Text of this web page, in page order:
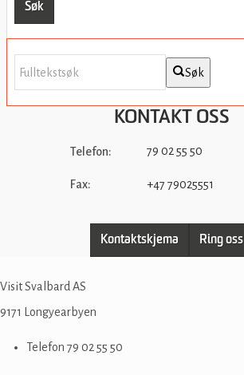
Søk
Søk
KONTAKT OSS
Telefon: 79 02 55 50
Fax: +47 79025551
Kontaktskjema Ring oss
Visit Svalbard AS
9171
Longyearbyen
Telefon 79 02 55 50